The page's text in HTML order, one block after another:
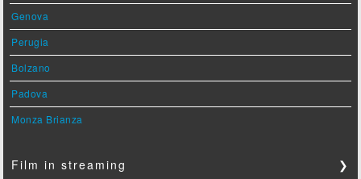
Genova
Perugia
Bolzano
Padova
Monza Brianza
Film in streaming ❯